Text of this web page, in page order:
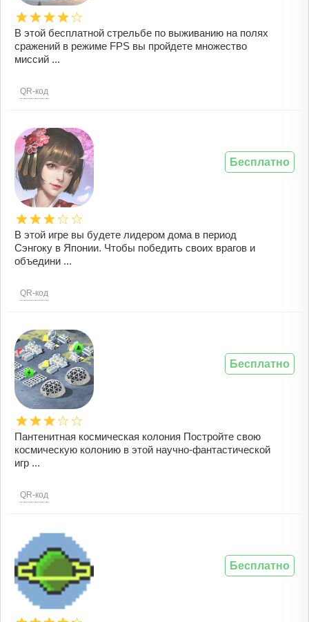
В этой бесплатной стрельбе по выживанию на полях
сражений в режиме FPS вы пройдете множество
миссий ...
QR-код
В этой игре вы будете лидером дома в период
Сэнгоку в Японии. Чтобы победить своих врагов и
объедини ...
QR-код
Бесплатно
Пантенитная космическая колония Постройте свою
космическую колонию в этой научно-фантастической
игр ...
QR-код
Бесплатно
Бесплатно